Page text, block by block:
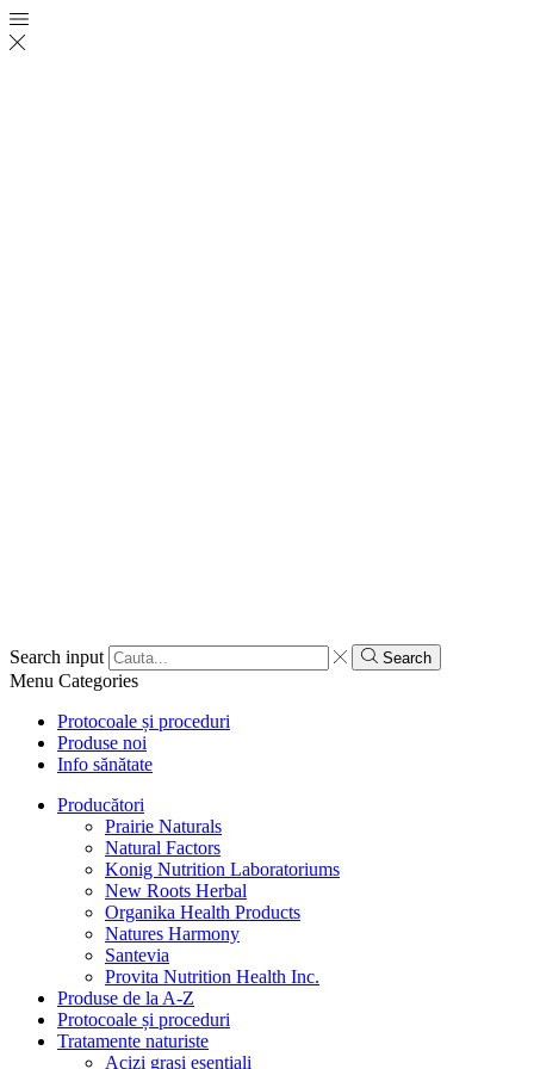
Search input Search
Menu Categories
Protocoale și proceduri
Produse noi
Info sănătate
Producători
Prairie Naturals
Natural Factors
Konig Nutrition Laboratoriums
New Roots Herbal
Organika Health Products
Natures Harmony
Santevia
Provita Nutrition Health Inc.
Produse de la A-Z
Protocoale și proceduri
Tratamente naturiste
Acizi grași esențiali